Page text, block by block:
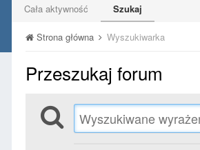
Cała aktywność Szukaj
Strona główna Wyszukiwarka
Przeszukaj forum